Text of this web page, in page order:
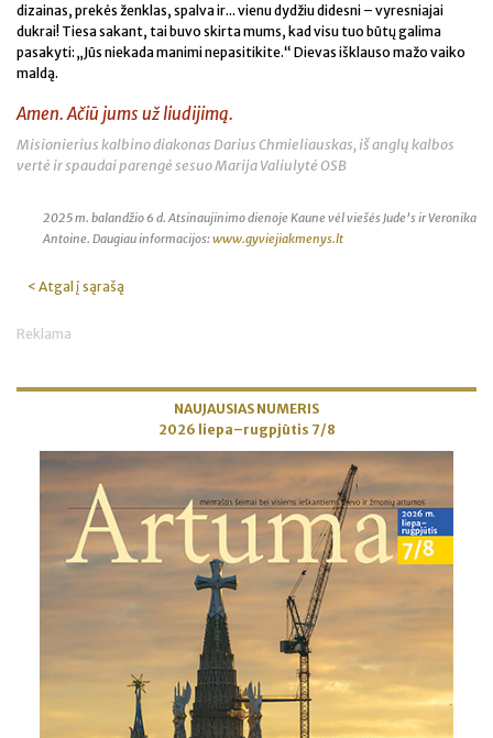
dizainas, prekės ženklas, spalva ir... vienu dydžiu didesni – vyresniajai
dukrai! Tiesa sakant, tai buvo skirta mums, kad visu tuo būtų galima
pasakyti: „Jūs niekada manimi nepasitikite.“ Dievas išklauso mažo vaiko
maldą.
Amen. Ačiū jums už liudijimą.
Misionierius kalbino diakonas Darius Chmieliauskas, iš anglų kalbos
vertė ir spaudai parengė sesuo Marija Valiulytė OSB
2025 m. balandžio 6 d. Atsinaujinimo dienoje Kaune vėl viešės Jude’s ir Veronika
Antoine. Daugiau informacijos:www.gyviejiakmenys.lt
< Atgal į sąrašą
Reklama
NAUJAUSIAS NUMERIS
2026 liepa–rugpjūtis 7/8